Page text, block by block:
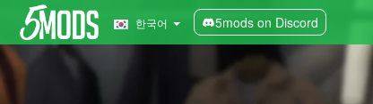
한국어 5mods on Discord